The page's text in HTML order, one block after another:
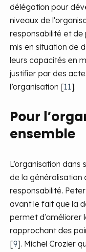
délégation pour
niveaux de
responsabilité et de
mis en situation de
leurs capacités en
justifier par des
l’organisation [11].
Pour
ensemble
L’organisation dans
de la généralisation
responsabilité.
avant le fait que la
permet d'améliorer
rapprochant des
[9]. Michel Crozier